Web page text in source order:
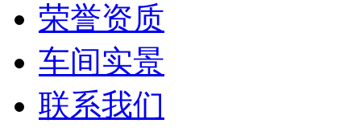
荣誉资质
车间实景
联系我们